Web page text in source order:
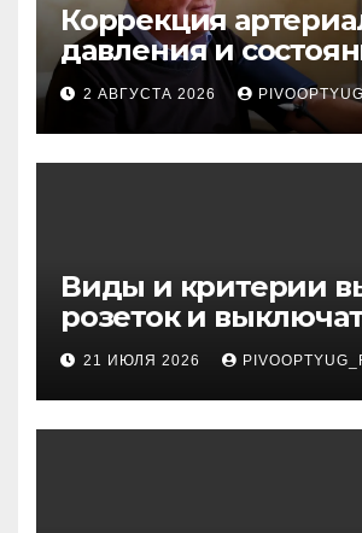
Коррекция
давления и
сосудов в
инсульта
2 АВГУСТА 2026
Виды и критерии
розеток и
21 ИЮЛЯ 2026